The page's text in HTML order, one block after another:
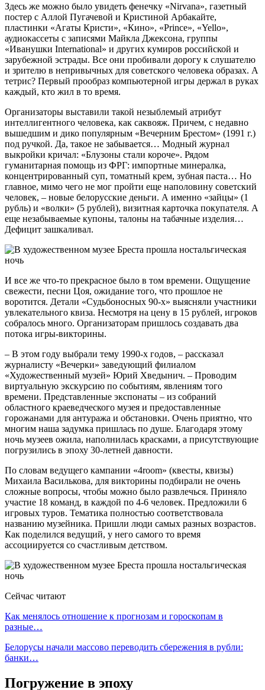
Здесь же можно было увидеть фенечку «Nirvana», газетный
постер с Аллой Пугачевой и Кристиной Арбакайте,
пластинки «Агаты Кристи», «Кино», «Prince», «Yello»,
аудиокассеты с записями Майкла Джексона, группы
«Иванушки International» и других кумиров российской и
зарубежной эстрады. Все они пробивали дорогу к слушателю
и зрителю в непривычных для советского человека образах. А
тетрис? Первый прообраз компьютерной игры держал в руках
каждый, кто жил в то время.
Организаторы выставили такой незыблемый атрибут
интеллигентного человека, как саквояж. Причем, с недавно
вышедшим и дико популярным «Вечерним Брестом» (1991 г.)
под ручкой. Да, такое не забывается… Модный журнал
выкройки кричал: «Блузоны стали короче». Рядом
гуманитарная помощь из ФРГ: импортные минералка,
концентрированный суп, томатный крем, зубная паста… Но
главное, мимо чего не мог пройти еще наполовину советский
человек, – новые белорусские деньги. А именно «зайцы» (1
рубль) и «волки» (5 рублей), визитная карточка покупателя. А
еще незабываемые купоны, талоны на табачные изделия…
Дефицит зашкаливал.
И все же что-то прекрасное было в том времени. Ощущение
свежести, песни Цоя, ожидание того, что прошлое не
воротится. Детали «Судьбоносных 90-х» выясняли участники
увлекательного квиза. Несмотря на цену в 15 рублей, игроков
собралось много. Организаторам пришлось создавать два
потока игры-викторины.
– В этом году выбрали тему 1990-х годов, – рассказал
журналисту «Вечерки» заведующий филиалом
«Художественный музей» Юрий Хведынич. – Проводим
виртуальную экскурсию по событиям, явлениям того
времени. Представленные экспонаты – из собраний
областного краеведческого музея и предоставленные
горожанами для антуража и обстановки. Очень приятно, что
многим наша задумка пришлась по душе. Благодаря этому
ночь музеев ожила, наполнилась красками, а присутствующие
погрузились в эпоху 30-летней давности.
По словам ведущего кампании «4room» (квесты, квизы)
Михаила Василькова, для викторины подбирали не очень
сложные вопросы, чтобы можно было развлечься. Приняло
участие 18 команд, в каждой по 4-6 человек. Предложили 6
игровых туров. Тематика полностью соответствовала
названию музейника. Пришли люди самых разных возрастов.
Как поделился ведущий, у него самого то время
ассоциируется со счастливым детством.
Сейчас читают
Как менялось отношение к прогнозам и гороскопам в
разные…
Белорусы начали массово переводить сбережения в рубли:
банки…
Погружение в эпоху